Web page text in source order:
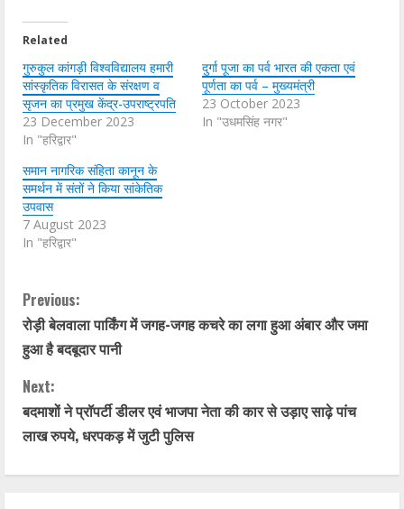
Related
गुरुकुल कांगड़ी विश्वविद्यालय हमारी
सांस्कृतिक विरासत के संरक्षण व
सृजन का प्रमुख केंद्र-उपराष्ट्रपति
23 December 2023
In "हरिद्वार"
दुर्गा पूजा का पर्व भारत की एकता एवं
पूर्णता का पर्व – मुख्यमंत्री
23 October 2023
In "उधमसिंह नगर"
समान नागरिक संहिता कानून के
समर्थन में संतों ने किया सांकेतिक
उपवास
7 August 2023
In "हरिद्वार"
C
o
n
t
Previous:
रोड़ी बेलवाला पार्किंग में जगह-जगह कचरे का लगा हुआ अंबार और जमा
हुआ है बदबूदार पानी
Next:
बदमाशों ने प्रॉपर्टी डीलर एवं भाजपा नेता की कार से उड़ाए साढ़े पांच
लाख रुपये, धरपकड़ में जुटी पुलिस